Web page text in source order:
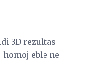
3D rezultas
eble ne